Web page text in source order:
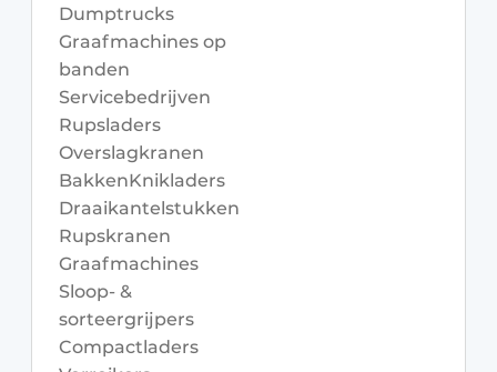
Privacy / Cookie statement
Vacature aanmelden
Vacatures
Video’s
Dumptrucks
Graafmachines op
banden
Servicebedrijven
Rupsladers
Overslagkranen
BakkenKnikladers
Draaikantelstukken
Rupskranen
Graafmachines
Sloop- &
sorteergrijpers
Compactladers